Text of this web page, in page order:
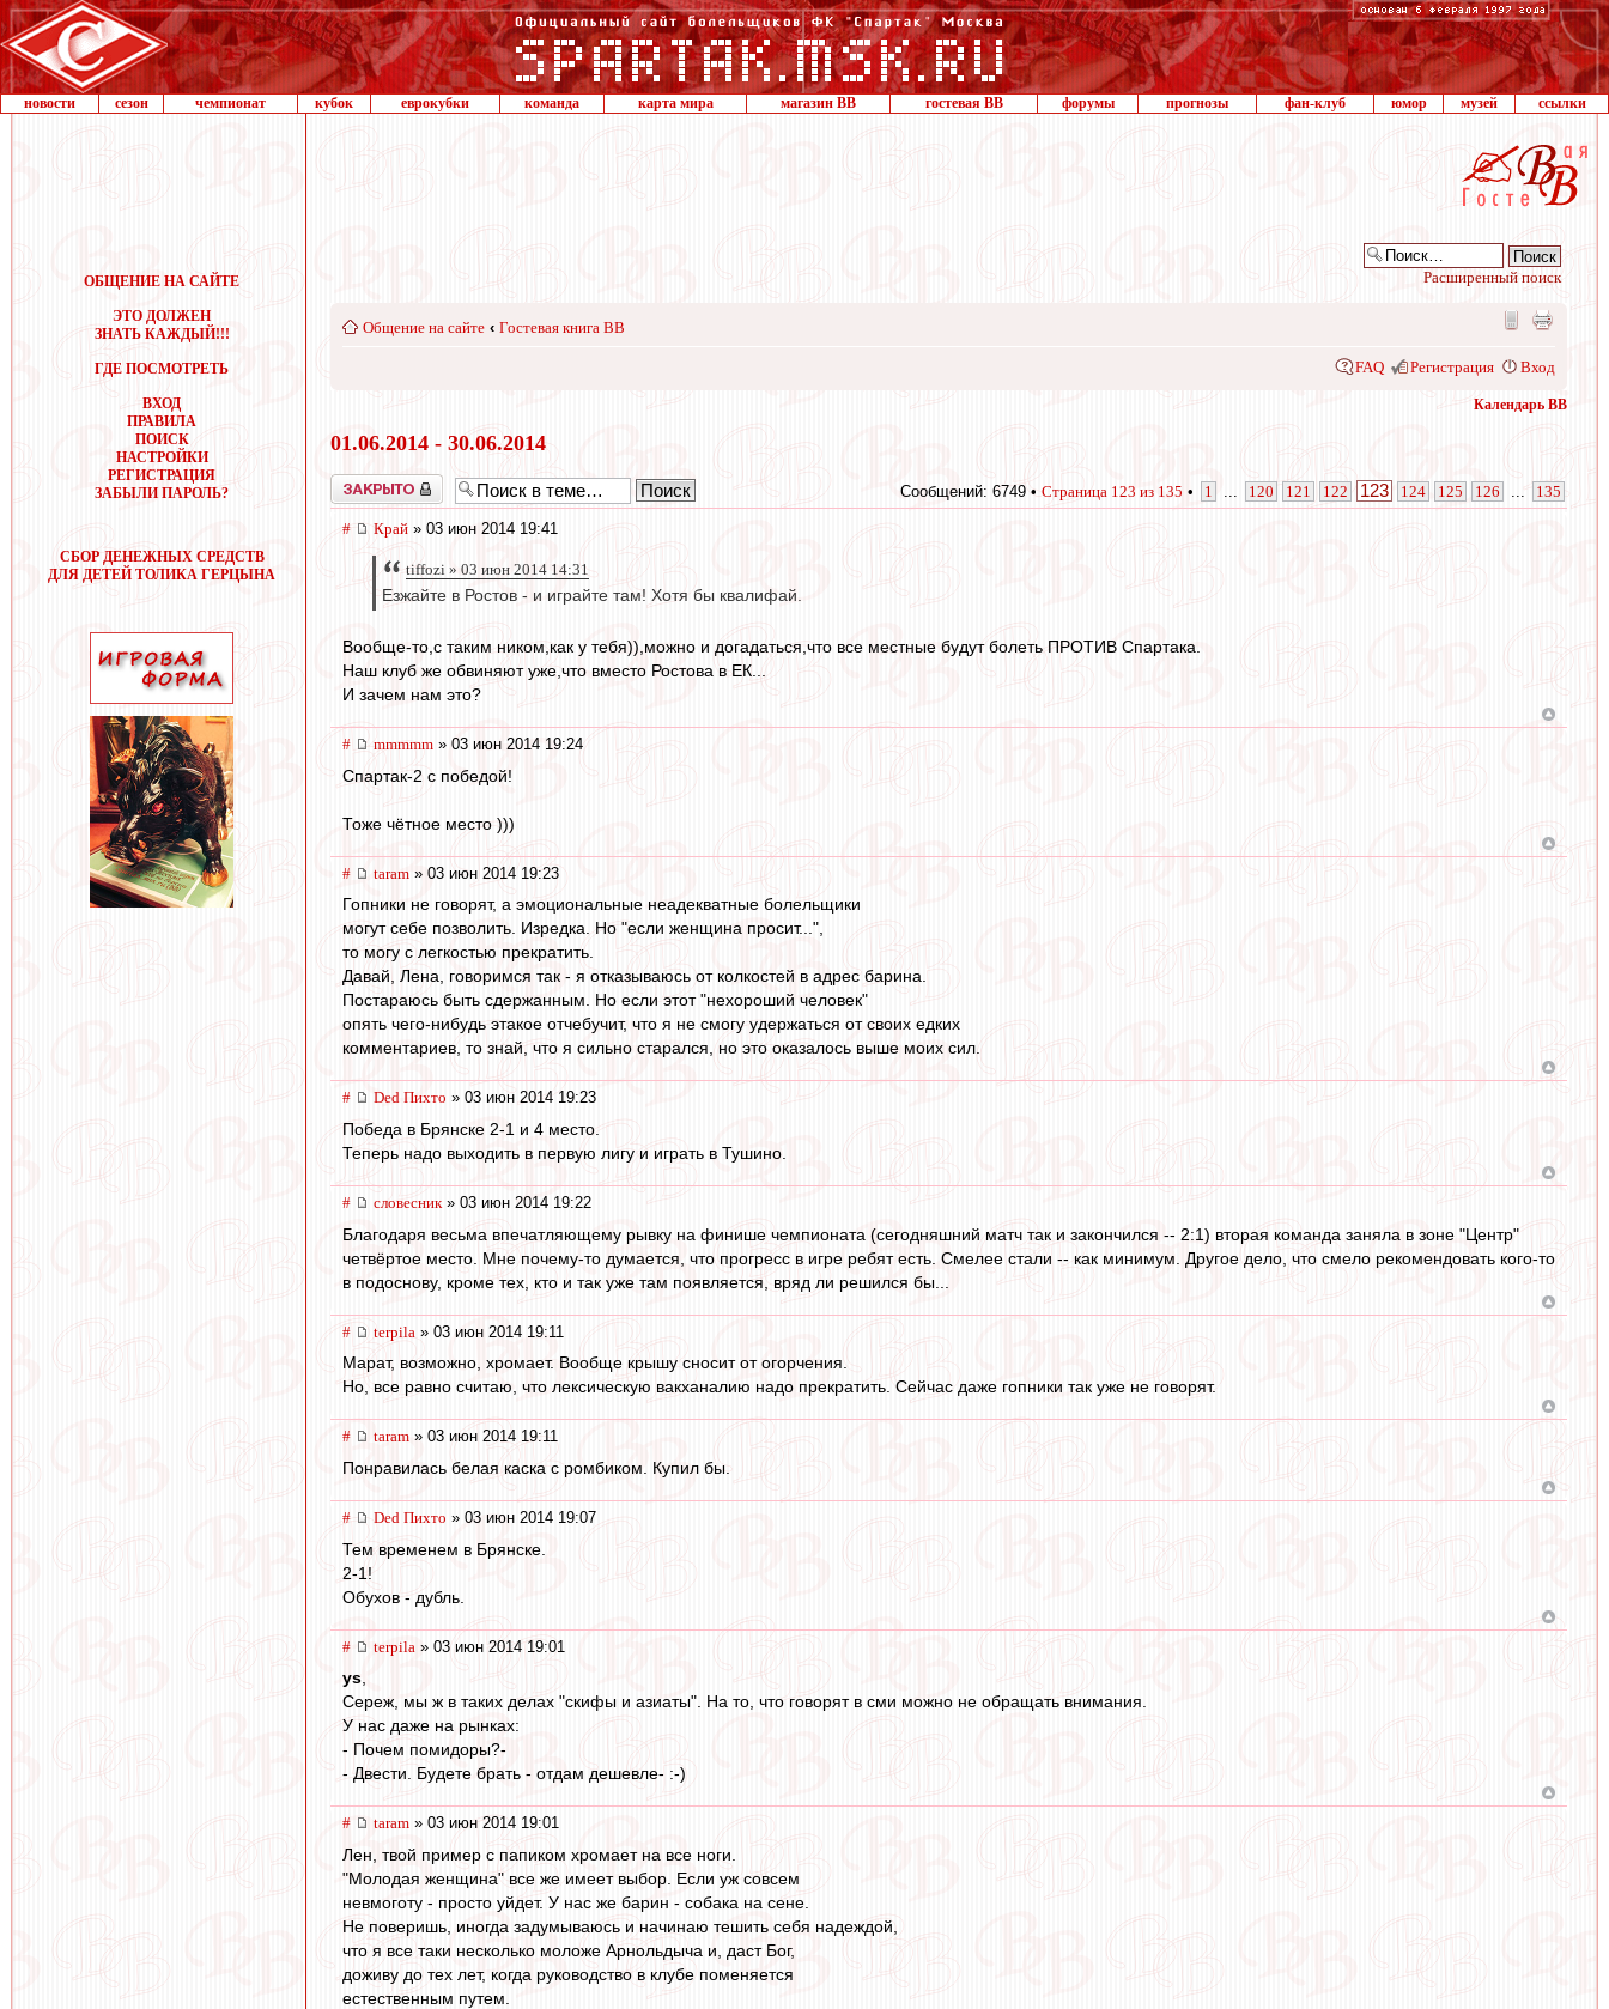
новости сезон чемпионат кубок еврокубки команда карта мира магазин ВВ гостевая ВВ форумы прогнозы фан-клуб юмор музей ссылки
ОБЩЕНИЕ НА САЙТЕ
ЭТО ДОЛЖЕН
ЗНАТЬ КАЖДЫЙ!!!
ГДЕ ПОСМОТРЕТЬ
ВХОД
ПРАВИЛА
ПОИСК
НАСТРОЙКИ
РЕГИСТРАЦИЯ
ЗАБЫЛИ ПАРОЛЬ?
СБОР ДЕНЕЖНЫХ СРЕДСТВ
ДЛЯ ДЕТЕЙ ТОЛИКА ГЕРЦЫНА
Расширенный поиск
Общение на сайте ‹ Гостевая книга ВВ
FAQ Регистрация Вход
Календарь ВВ
01.06.2014 - 30.06.2014
Закрыто Сообщений: 6749 • Страница 123 из 135 • 1 120 121 122 123 124 125 126 135
# Край » 03 июн 2014 19:41
tiffozi » 03 июн 2014 14:31
Езжайте в Ростов - и играйте там! Хотя бы квалифай.
Вообще-то,с таким ником,как у тебя)),можно и догадаться,что все местные будут болеть ПРОТИВ Спартака.
Наш клуб же обвиняют уже,что вместо Ростова в ЕК...
И зачем нам это?
# mmmmm » 03 июн 2014 19:24
Спартак-2 с победой!
Тоже чётное место )))
# taram » 03 июн 2014 19:23
Гопники не говорят, а эмоциональные неадекватные болельщики
могут себе позволить. Изредка. Но "если женщина просит...",
то могу с легкостью прекратить.
Давай, Лена, говоримся так - я отказываюсь от колкостей в адрес барина.
Постараюсь быть сдержанным. Но если этот "нехороший человек"
опять чего-нибудь этакое отчебучит, что я не смогу удержаться от своих едких
комментариев, то знай, что я сильно старался, но это оказалось выше моих сил.
# Ded Пихто » 03 июн 2014 19:23
Победа в Брянске 2-1 и 4 место.
Теперь надо выходить в первую лигу и играть в Тушино.
# словесник» 03 июн 2014 19:22
Благодаря весьма впечатляющему рывку на финише чемпионата (сегодняшний матч так и закончился -- 2:1) вторая команда заняла в зоне "Центр"
четвёртое место. Мне почему-то думается, что прогресс в игре ребят есть. Смелее стали -- как минимум. Другое дело, что смело рекомендовать кого-то
в подоснову, кроме тех, кто и так уже там появляется, вряд ли решился бы...
# terpila » 03 июн 2014 19:11
Марат, возможно, хромает. Вообще крышу сносит от огорчения.
Но, все равно считаю, что лексическую вакханалию надо прекратить. Сейчас даже гопники так уже не говорят.
# taram » 03 июн 2014 19:11
Понравилась белая каска с ромбиком. Купил бы.
# Ded Пихто » 03 июн 2014 19:07
Тем временем в Брянске.
2-1!
Обухов - дубль.
# terpila » 03 июн 2014 19:01
ys,
Сереж, мы ж в таких делах "скифы и азиаты". На то, что говорят в сми можно не обращать внимания.
У нас даже на рынках:
- Почем помидоры?-
- Двести. Будете брать - отдам дешевле- :-)
# taram » 03 июн 2014 19:01
Лен, твой пример с папиком хромает на все ноги.
"Молодая женщина" все же имеет выбор. Если уж совсем
невмоготу - просто уйдет. У нас же барин - собака на сене.
Не поверишь, иногда задумываюсь и начинаю тешить себя надеждой,
что я все таки несколько моложе Арнольдыча и, даст Бог,
доживу до тех лет, когда руководство в клубе поменяется
естественным путем.